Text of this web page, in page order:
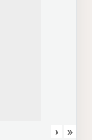
› »